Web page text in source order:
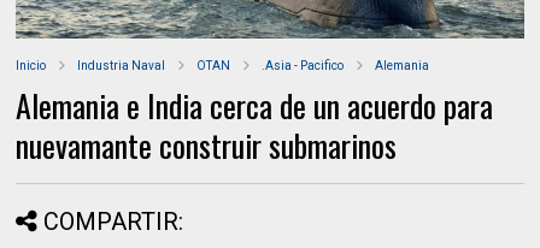
Inicio Industria Naval OTAN .Asia - Pacifico Alemania
Alemania e India cerca de un acuerdo para
nuevamante construir submarinos
COMPARTIR: